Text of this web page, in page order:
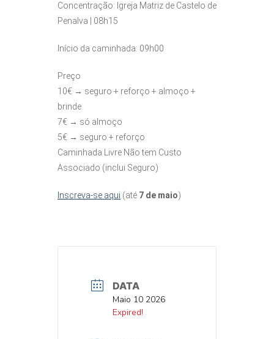
Concentração: Igreja Matriz de Castelo de
Penalva | 08h15
Início da caminhada: 09h00
Preço
10€ → seguro + reforço + almoço +
brinde
7€ → só almoço
5€ → seguro + reforço
Caminhada Livre Não tem Custo
Associado (inclui Seguro)
Inscreva-se aqui (até 7 de maio)
DATA
DATAMaio 10 2026
DATAExpired!